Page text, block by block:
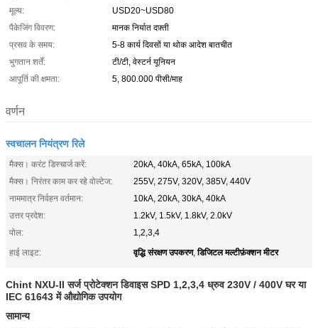
मूल्य:
USD20~USD80
पैकेजिंग विवरण:
मानक निर्यात दफ़्ती
प्रसव के समय:
5-8 कार्य दिवसों या थोक आदेश बातचीत
भुगतान शर्तें:
टी/टी, वेस्टर्न यूनियन
आपूर्ति की क्षमता:
5, 800.000 पीसी/माह
वर्णन
स्वचालन नियंत्रण रिले
मैक्स। करंट डिस्चार्ज करें:
20kA, 40kA, 65kA, 100kA
मैक्स। निरंतर काम कर रहे वोल्टेज:
255V, 275V, 320V, 385V, 440V
नाममात्र निर्वहन वर्तमान:
10kA, 20kA, 30kA, 40kA
उत्तर प्रदेश:
1.2kV, 1.5kV, 1.8kV, 2.0kV
पोल:
1,2,3,4
हाई लाइट:
वृद्धि संरक्षण उपकरण,डिजिटल मल्टीफ़ंक्शन मीटर
Chint NXU-II सर्ज प्रोटेक्शन डिवाइस SPD 1,2,3,4 ध्रुव 230V / 400V घर या
IEC 61643 में औद्योगिक उपयोग
सामान्य